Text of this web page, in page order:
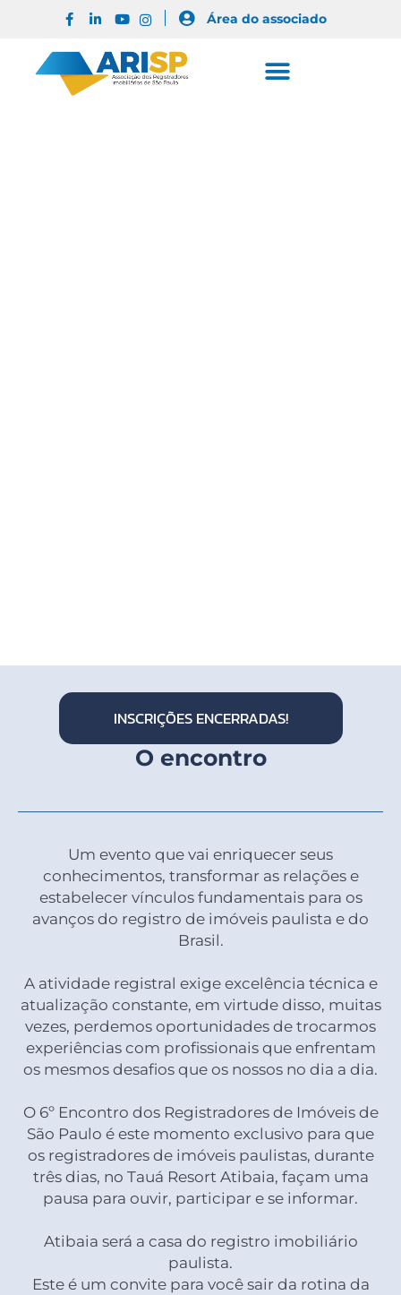
Área do associado
INSCRIÇÕES ENCERRADAS!
O encontro
Um evento que vai enriquecer seus
conhecimentos, transformar as relações e
estabelecer vínculos fundamentais para os
avanços do registro de imóveis paulista e do
Brasil.
A atividade registral exige excelência técnica e
atualização constante, em virtude disso, muitas
vezes, perdemos oportunidades de trocarmos
experiências com profissionais que enfrentam
os mesmos desafios que os nossos no dia a dia.
O 6º Encontro dos Registradores de Imóveis de
São Paulo é este momento exclusivo para que
os registradores de imóveis paulistas, durante
três dias, no Tauá Resort Atibaia, façam uma
pausa para ouvir, participar e se informar.
Atibaia será a casa do registro imobiliário
paulista.
Este é um convite para você sair da rotina da